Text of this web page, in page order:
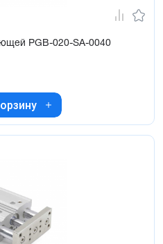
PGB-020-SA-0040